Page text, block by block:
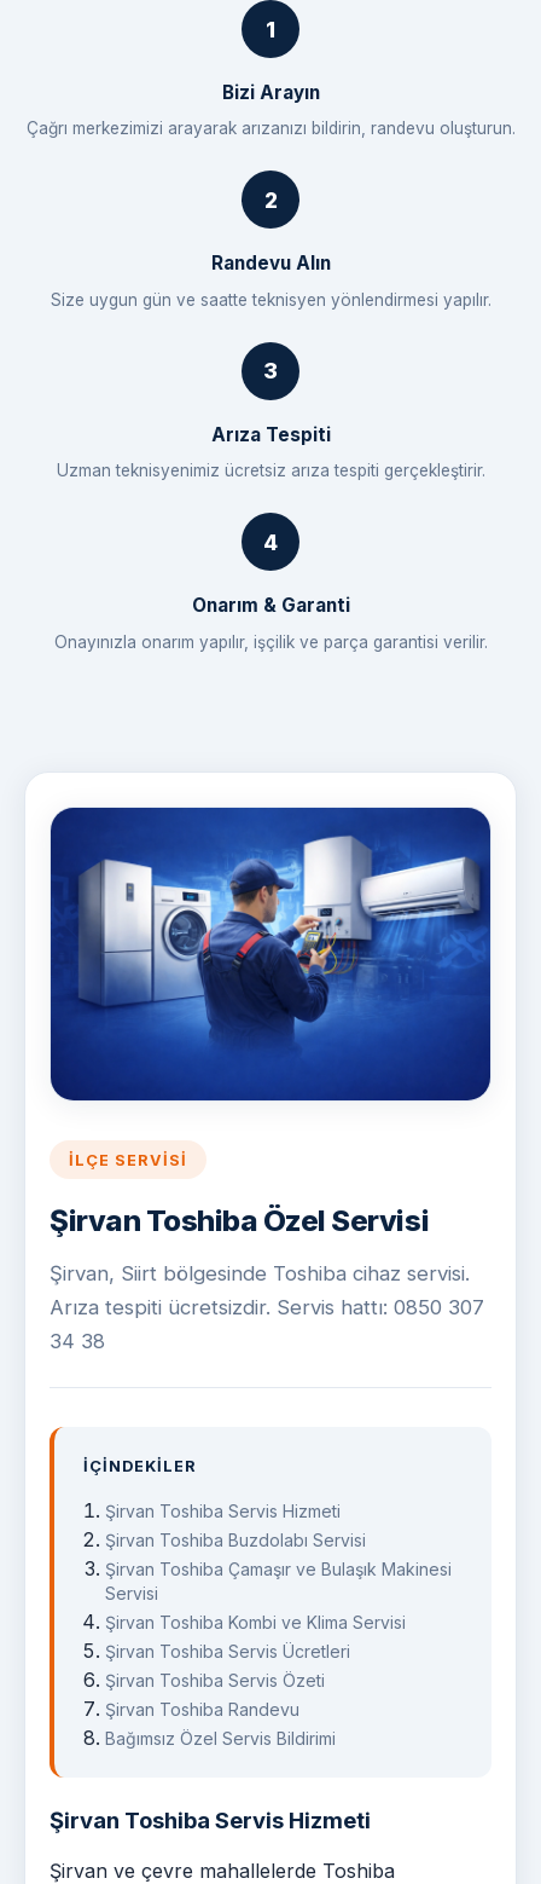
Bizi Arayın
Çağrı merkezimizi arayarak arızanızı bildirin, randevu oluşturun.
Randevu Alın
Size uygun gün ve saatte teknisyen yönlendirmesi yapılır.
Arıza Tespiti
Uzman teknisyenimiz ücretsiz arıza tespiti gerçekleştirir.
Onarım & Garanti
Onayınızla onarım yapılır, işçilik ve parça garantisi verilir.
İLÇE SERVISI
Şirvan Toshiba Özel Servisi
Şirvan, Siirt bölgesinde Toshiba cihaz servisi.
Arıza tespiti ücretsizdir. Servis hattı: 0850 307
34 38
İÇINDEKILER
Şirvan Toshiba Servis Hizmeti
Şirvan Toshiba Buzdolabı Servisi
Şirvan Toshiba Çamaşır ve Bulaşık Makinesi
Servisi
Şirvan Toshiba Kombi ve Klima Servisi
Şirvan Toshiba Servis Ücretleri
Şirvan Toshiba Servis Özeti
Şirvan Toshiba Randevu
Bağımsız Özel Servis Bildirimi
Şirvan Toshiba Servis Hizmeti
Şirvan ve çevre mahallelerde Toshiba